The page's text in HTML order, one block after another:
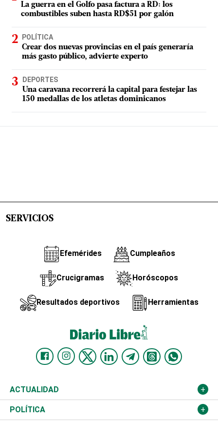
La guerra en el Golfo pasa factura a RD: los
combustibles suben hasta RD$51 por galón
POLÍTICA
Crear dos nuevas provincias en el país generaría
más gasto público, advierte experto
DEPORTES
Una caravana recorrerá la capital para festejar las
150 medallas de los atletas dominicanos
SERVICIOS
Efemérides Cumpleaños
Crucigramas Horóscopos
Resultados deportivos Herramientas
ACTUALIDAD
Nacional
POLÍTICA